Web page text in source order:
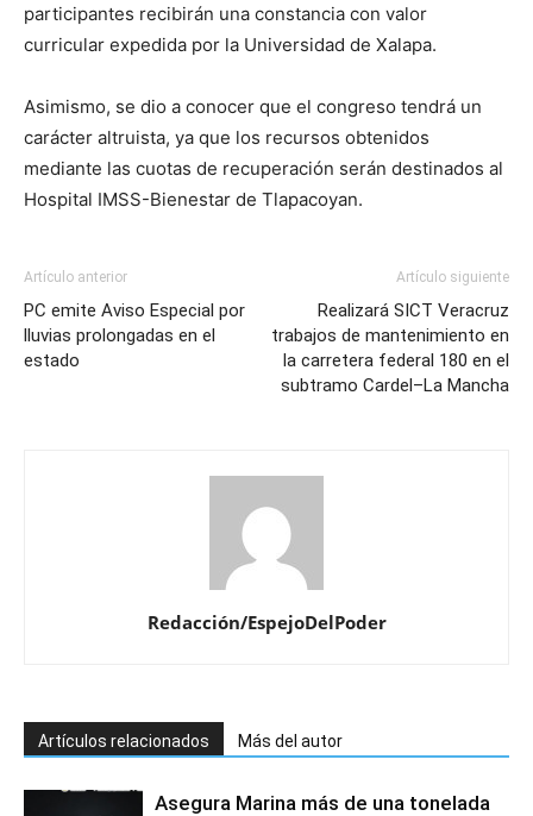
participantes recibirán una constancia con valor
curricular expedida por la Universidad de Xalapa.
Asimismo, se dio a conocer que el congreso tendrá un
carácter altruista, ya que los recursos obtenidos
mediante las cuotas de recuperación serán destinados al
Hospital IMSS-Bienestar de Tlapacoyan.
Artículo anterior
PC emite Aviso Especial por
lluvias prolongadas en el
estado
Artículo siguiente
Realizará SICT Veracruz
trabajos de mantenimiento en
la carretera federal 180 en el
subtramo Cardel–La Mancha
Redacción/EspejoDelPoder
Artículos relacionados Más del autor
Asegura Marina más de una tonelada